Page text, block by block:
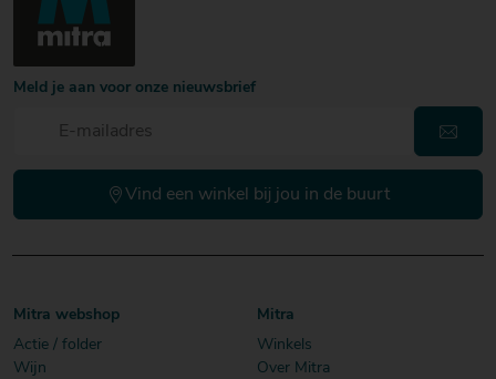
Meld je aan voor onze nieuwsbrief
Vind een winkel bij jou in de buurt
Mitra webshop
Actie / folder
Wijn
Mitra
Winkels
Over Mitra